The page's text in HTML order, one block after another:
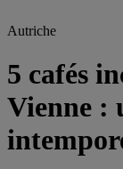
Autriche
5 cafés
Vienne :